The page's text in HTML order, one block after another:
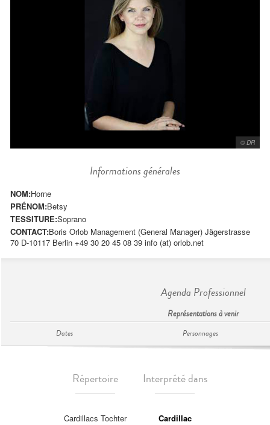
© DR
Informations générales
NOM:Horne
PRÉNOM:Betsy
TESSITURE:Soprano
CONTACT:Boris Orlob Management (General Manager) Jägerstrasse
70 D-10117 Berlin +49 30 20 45 08 39 info (at) orlob.net
Agenda Professionnel
Représentations à venir
Dates Personnages
Répertoire Interprété dans
Cardillacs Tochter
Cardillac